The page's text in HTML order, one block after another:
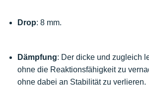
Drop: 8 mm.
Dämpfung: Der dicke und zugleich
ohne die Reaktionsfähigkeit zu
ohne dabei an Stabilität zu verlieren.